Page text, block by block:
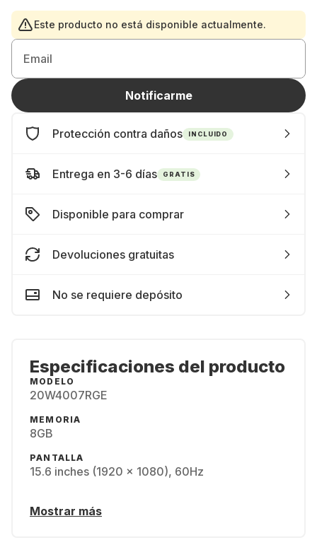
Este producto no está disponible actualmente.
Email
Notificarme
Protección contra daños INCLUIDO
Entrega en 3-6 días GRATIS
Disponible para comprar
Devoluciones gratuitas
No se requiere depósito
Especificaciones del producto
MODELO
20W4007RGE
MEMORIA
8GB
PANTALLA
15.6 inches (1920 x 1080), 60Hz
Mostrar más